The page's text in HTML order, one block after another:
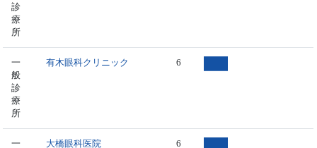
診
療
所
一
般
診
療
所
有木眼科クリニック 6
一
大橋眼科医院 6